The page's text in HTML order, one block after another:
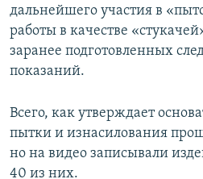
дальнейшего участия в
работы в качестве
заранее подготовленных
показаний.
Всего, как утверждает
пытки и изнасилования
но на видео записывали
40 из них.